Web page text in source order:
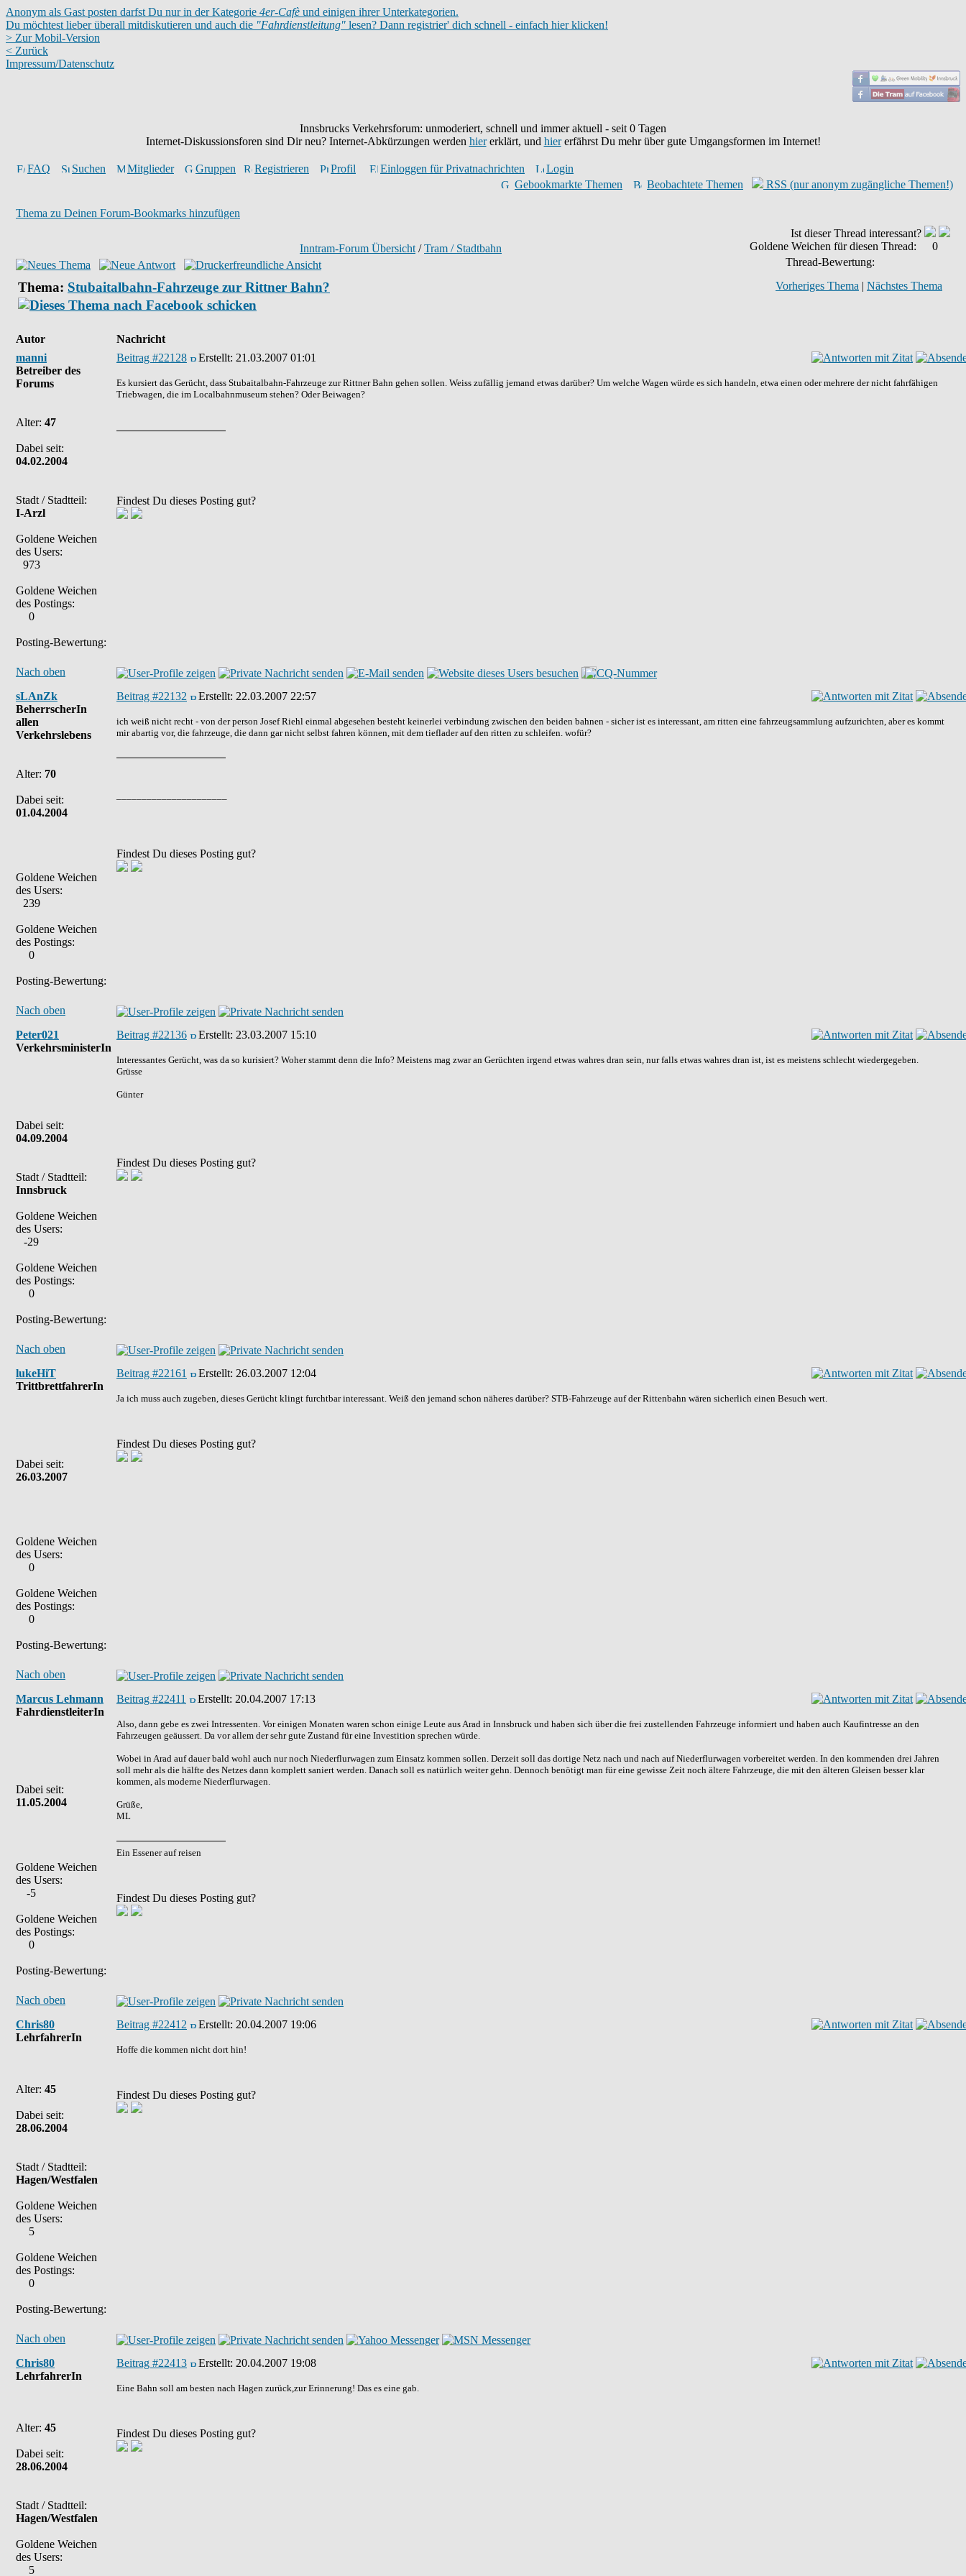
Anonym als Gast posten darfst Du nur in der Kategorie 4er-Cafè und einigen ihrer Unterkategorien.
Du möchtest lieber überall mitdiskutieren und auch die "Fahrdienstleitung" lesen? Dann registrier' dich schnell - einfach hier klicken!
> Zur Mobil-Version
< Zurück
Impressum/Datenschutz
Innsbrucks Verkehrsforum: unmoderiert, schnell und immer aktuell - seit 0 Tagen
Internet-Diskussionsforen sind Dir neu? Internet-Abkürzungen werden hiererklärt, und hiererfährst Du mehr über gute Umgangsformen im Internet!
FAQ Suchen Mitglieder Gruppen Registrieren Profil Einloggen für Privatnachrichten
Login
Gebookmarkte Themen
Beobachtete Themen RSS (nur anonym zugängliche Themen!)
Thema zu Deinen Forum-Bookmarks hinzufügen
Inntram-Forum Übersicht /Tram / Stadtbahn
Ist dieser Thread interessant?
Goldene Weichen für diesen Thread:
0
Thread-Bewertung:
Thema: Stubaitalbahn-Fahrzeuge zur Rittner Bahn? Vorheriges Thema | Nächstes Thema
Autor
Nachricht
manni
Betreiber des
Forums
Alter: 47
Dabei seit:
04.02.2004
Stadt / Stadtteil:
I-Arzl
Goldene Weichen
des Users:
973
Goldene Weichen
des Postings:
0
Posting-Bewertung:
Beitrag #22128 Erstellt: 21.03.2007 01:01
Es kursiert das Gerücht, dass Stubaitalbahn-Fahrzeuge zur Rittner Bahn gehen sollen. Weiss zufällig jemand etwas darüber? Um welche Wagen würde es sich handeln, etwa einen oder mehrere der nicht fahrfähigen
Triebwagen, die im Localbahnmuseum stehen? Oder Beiwagen?
Findest Du dieses Posting gut?
Nach oben
sLAnZk
BeherrscherIn
allen
Verkehrslebens
Alter: 70
Dabei seit:
01.04.2004
Goldene Weichen
des Users:
239
Goldene Weichen
des Postings:
0
Posting-Bewertung:
Beitrag #22132 Erstellt: 22.03.2007 22:57
ich weiß nicht recht - von der person Josef Riehl einmal abgesehen besteht keinerlei verbindung zwischen den beiden bahnen - sicher ist es interessant, am ritten eine fahrzeugsammlung aufzurichten, aber es kommt
mir abartig vor, die fahrzeuge, die dann gar nicht selbst fahren können, mit dem tieflader auf den ritten zu schleifen. wofür?
Findest Du dieses Posting gut?
Nach oben
Peter021
VerkehrsministerIn
Dabei seit:
04.09.2004
Stadt / Stadtteil:
Innsbruck
Goldene Weichen
des Users:
-29
Goldene Weichen
des Postings:
0
Posting-Bewertung:
Beitrag #22136 Erstellt: 23.03.2007 15:10
Interessantes Gerücht, was da so kurisiert? Woher stammt denn die Info? Meistens mag zwar an Gerüchten irgend etwas wahres dran sein, nur falls etwas wahres dran ist, ist es meistens schlecht wiedergegeben.
Grüsse
Günter
Findest Du dieses Posting gut?
Nach oben
lukeHiT
TrittbrettfahrerIn
Dabei seit:
26.03.2007
Goldene Weichen
des Users:
0
Goldene Weichen
des Postings:
0
Posting-Bewertung:
Beitrag #22161 Erstellt: 26.03.2007 12:04
Ja ich muss auch zugeben, dieses Gerücht klingt furchtbar interessant. Weiß den jemand schon näheres darüber? STB-Fahrzeuge auf der Rittenbahn wären sicherlich einen Besuch wert.
Findest Du dieses Posting gut?
Nach oben
Marcus Lehmann
FahrdienstleiterIn
Dabei seit:
11.05.2004
Goldene Weichen
des Users:
-5
Goldene Weichen
des Postings:
0
Posting-Bewertung:
Beitrag #22411 Erstellt: 20.04.2007 17:13
Also, dann gebe es zwei Intressenten. Vor einigen Monaten waren schon einige Leute aus Arad in Innsbruck und haben sich über die frei zustellenden Fahrzeuge informiert und haben auch Kaufintresse an den
Fahrzeugen geäussert. Da vor allem der sehr gute Zustand für eine Investition sprechen würde.
Wobei in Arad auf dauer bald wohl auch nur noch Niederflurwagen zum Einsatz kommen sollen. Derzeit soll das dortige Netz nach und nach auf Niederflurwagen vorbereitet werden. In den kommenden drei Jahren
soll mehr als die hälfte des Netzes dann komplett saniert werden. Danach soll es natürlich weiter gehn. Dennoch benötigt man für eine gewisse Zeit noch ältere Fahrzeuge, die mit den älteren Gleisen besser klar
kommen, als moderne Niederflurwagen.
Grüße,
ML
Ein Essener auf reisen
Findest Du dieses Posting gut?
Nach oben
Chris80
LehrfahrerIn
Alter: 45
Dabei seit:
28.06.2004
Stadt / Stadtteil:
Hagen/Westfalen
Goldene Weichen
des Users:
5
Goldene Weichen
des Postings:
0
Posting-Bewertung:
Beitrag #22412 Erstellt: 20.04.2007 19:06
Hoffe die kommen nicht dort hin!
Findest Du dieses Posting gut?
Nach oben
Chris80
LehrfahrerIn
Alter: 45
Dabei seit:
28.06.2004
Stadt / Stadtteil:
Hagen/Westfalen
Goldene Weichen
des Users:
5
Beitrag #22413 Erstellt: 20.04.2007 19:08
Eine Bahn soll am besten nach Hagen zurück,zur Erinnerung! Das es eine gab.
Findest Du dieses Posting gut?